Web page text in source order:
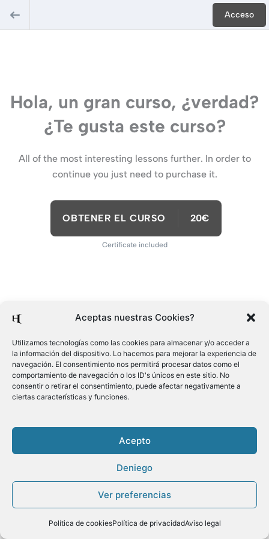
Aceptas nuestras Cookies?
Utilizamos tecnologías como las cookies para almacenar y/o acceder a
la información del dispositivo. Lo hacemos para mejorar la experiencia de
navegación. El consentimiento nos permitirá procesar datos como el
comportamiento de navegación o los ID's únicos en este sitio. No
consentir o retirar el consentimiento, puede afectar negativamente a
ciertas características y funciones.
Acepto
Deniego
Ver preferencias
Política de cookiesPolítica de privacidadAviso legal
Acceso
Hola, un gran curso, ¿verdad?
¿Te gusta este curso?
All of the most interesting lessons further. In order to
continue you just need to purchase it.
OBTENER EL CURSO 20€
Certificate included